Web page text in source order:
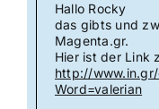
Hallo Rocky
das gibts und
Magenta.gr.
Hier ist der Link
http://
Word=valerian